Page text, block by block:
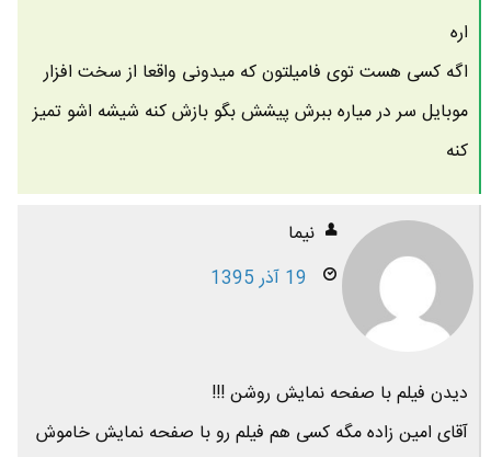
اره
اگه کسی هست توی فامیلتون که میدونی واقعا از سخت افزار
موبایل سر در میاره ببرش پیشش بگو بازش کنه شیشه اشو تمیز
کنه
نیما
19 آذر 1395
دیدن فیلم با صفحه نمایش روشن !!!
آقای امین زاده مگه کسی هم فیلم رو با صفحه نمایش خاموش